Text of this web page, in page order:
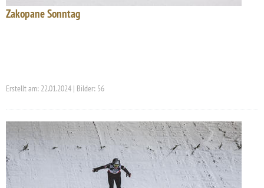
Zakopane Sonntag
Erstellt am: 22.01.2024 | Bilder: 56